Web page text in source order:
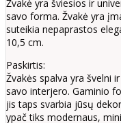
Žvakė yra šviesios ir
savo forma. Žvakė yra
suteikia nepaprastos
10,5 cm.
Paskirtis:
Žvakės spalva yra švelni
savo interjero. Gaminio
jis taps svarbia jūsų
ypač tiks modernaus,